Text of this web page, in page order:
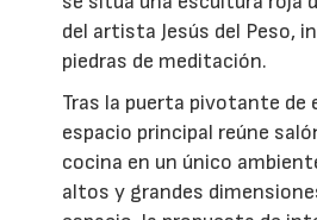
del artista Jesús del Peso,
piedras de meditación.
Tras la puerta pivotante de
espacio principal reúne
cocina en un único
altos y grandes